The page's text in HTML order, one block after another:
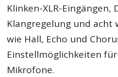
Klinken-XLR-Eingängen,
Klangregelung und acht
wie Hall, Echo und
Einstellmöglichkeiten
Mikrofone.